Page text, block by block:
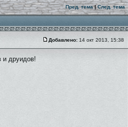
Пред. тема|След. тема
Добавлено: 14 окт 2013, 15:38
и друидов!